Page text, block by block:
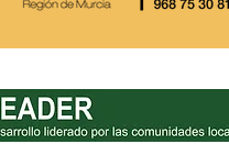
La Asamblea General de
2023-2027)